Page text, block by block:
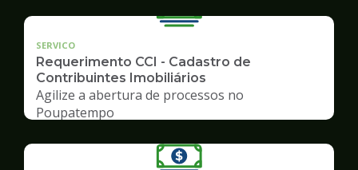
SERVICO
Requerimento CCI - Cadastro de
Contribuintes Imobiliários
Agilize a abertura de processos no
Poupatempo